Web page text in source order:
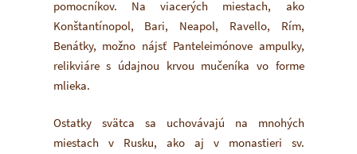
pomocníkov. Na viacerých miestach, ako
Konštantínopol, Bari, Neapol, Ravello, Rím,
Benátky, možno nájsť Panteleimónove ampulky,
relikviáre s údajnou krvou mučeníka vo forme
mlieka.
Ostatky svätca sa uchovávajú na mnohých
miestach v Rusku, ako aj v monastieri sv.